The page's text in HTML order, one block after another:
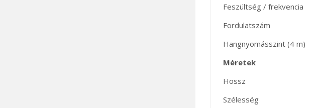
Feszültség / frekvencia
Fordulatszám
Hangnyomásszint (4 m)
Méretek
Hossz
Szélesség